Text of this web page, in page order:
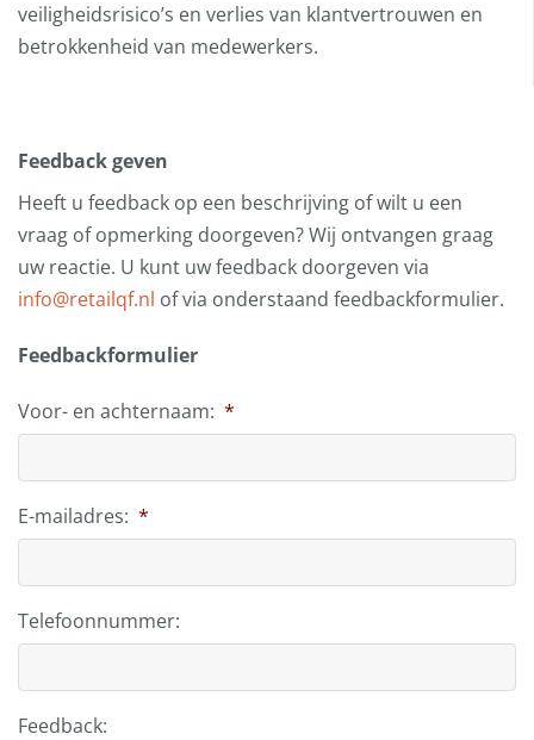
veiligheidsrisico’s en verlies van klantvertrouwen en
betrokkenheid van medewerkers.
Feedback geven
Heeft u feedback op een beschrijving of wilt u een
vraag of opmerking doorgeven? Wij ontvangen graag
uw reactie. U kunt uw feedback doorgeven via
info@retailqf.nl of via onderstaand feedbackformulier.
Feedbackformulier
Voor- en achternaam: *
E-mailadres: *
Telefoonnummer:
Feedback: